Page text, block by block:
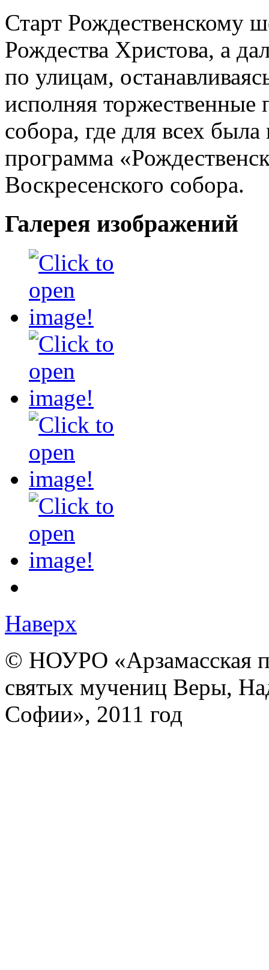
Старт Рождественскому
Рождества Христова, а
по улицам,
исполняя торжественные
собора, где для всех
программа
Воскресенского собора.
Галерея изображений
Наверх
© НОУРО «Арзамасская
святых мучениц Веры,
Софии», 2011 год